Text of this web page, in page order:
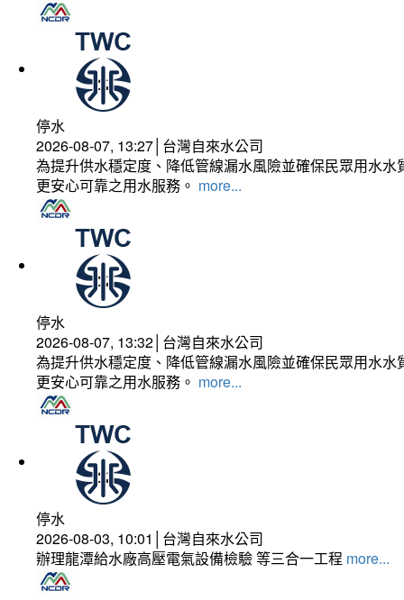
停水
2026-08-07, 13:27│台灣自來水公司
為提升供水穩定度、降低管線漏水風險並確保民眾用水
更安心可靠之用水服務。 more...
停水
2026-08-07, 13:32│台灣自來水公司
為提升供水穩定度、降低管線漏水風險並確保民眾用水
更安心可靠之用水服務。 more...
停水
2026-08-03, 10:01│台灣自來水公司
辦理龍潭給水廠高壓電氣設備檢驗 等三合一工程 more...